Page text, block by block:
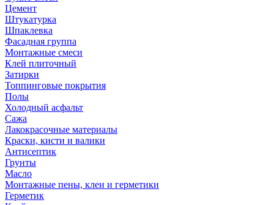
Цемент
Штукатурка
Шпаклевка
Фасадная группа
Монтажные смеси
Клей плиточный
Затирки
Топпинговые покрытия
Полы
Холодный асфальт
Сажа
Лакокрасочные материалы
Краски, кисти и валики
Антисептик
Грунты
Масло
Монтажные пены, клеи и герметики
Герметик